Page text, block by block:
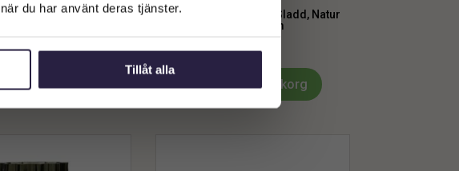
du har använt deras tjänster.
Tillåt alla
Boho NEST Lampskärm,
2949kr
till i varukorg
Belysning | ELECTRO Sladd, Natur
L200xW6cm
199kr
Lägg till i varukorg